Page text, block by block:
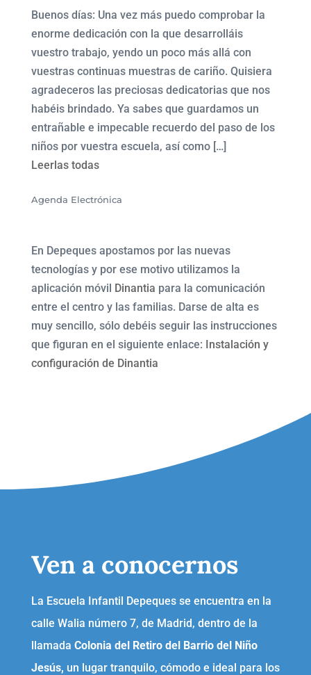
Buenos días: Una vez más puedo comprobar la
enorme dedicación con la que desarrolláis
vuestro trabajo, yendo un poco más allá con
vuestras continuas muestras de cariño. Quisiera
agradeceros las preciosas dedicatorias que nos
habéis brindado. Ya sabes que guardamos un
entrañable e impecable recuerdo del paso de los
niños por vuestra escuela, así como […]
Leerlas todas
Agenda Electrónica
En Depeques apostamos por las nuevas
tecnologías y por ese motivo utilizamos la
aplicación móvil Dinantia para la comunicación
entre el centro y las familias. Darse de alta es
muy sencillo, sólo debéis seguir las instrucciones
que figuran en el siguiente enlace: Instalación y
configuración de Dinantia
Ven a conocernos
La Escuela Infantil Depeques se encuentra en la
calle Walia número 7, de Madrid, dentro de la
llamada Colonia del Retiro del Barrio del Niño
Jesús, un lugar tranquilo, cómodo e ideal para los